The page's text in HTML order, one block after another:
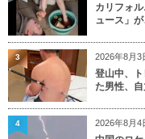
カリフォ
ュース」
2026年8月3
登山中、
た男性、
3
2026年8月4
4